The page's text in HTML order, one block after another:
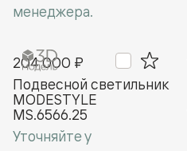
менеджера.
204 000 ₽
Подвесной светильник
MODESTYLE
MS.6566.25
Уточняйте у